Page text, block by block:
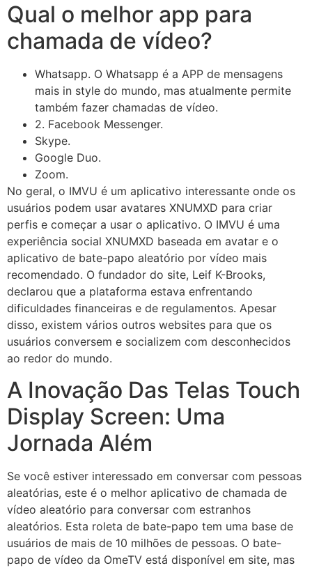
Qual o melhor app para
chamada de vídeo?
Whatsapp. O Whatsapp é a APP de mensagens
mais in style do mundo, mas atualmente permite
também fazer chamadas de vídeo.
2. Facebook Messenger.
Skype.
Google Duo.
Zoom.
No geral, o IMVU é um aplicativo interessante onde os
usuários podem usar avatares XNUMXD para criar
perfis e começar a usar o aplicativo. O IMVU é uma
experiência social XNUMXD baseada em avatar e o
aplicativo de bate-papo aleatório por vídeo mais
recomendado. O fundador do site, Leif K-Brooks,
declarou que a plataforma estava enfrentando
dificuldades financeiras e de regulamentos. Apesar
disso, existem vários outros websites para que os
usuários conversem e socializem com desconhecidos
ao redor do mundo.
A Inovação Das Telas Touch
Display Screen: Uma
Jornada Além
Se você estiver interessado em conversar com pessoas
aleatórias, este é o melhor aplicativo de chamada de
vídeo aleatório para conversar com estranhos
aleatórios. Esta roleta de bate-papo tem uma base de
usuários de mais de 10 milhões de pessoas. O bate-
papo de vídeo da OmeTV está disponível em site, mas